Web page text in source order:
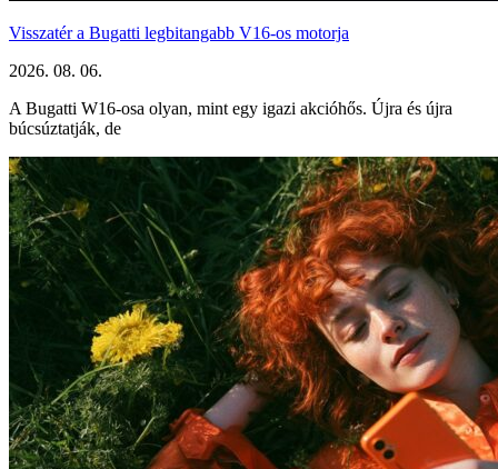
Visszatér a Bugatti legbitangabb V16-os motorja
2026. 08. 06.
A Bugatti W16-osa olyan, mint egy igazi akcióhős. Újra és újra
búcsúztatják, de